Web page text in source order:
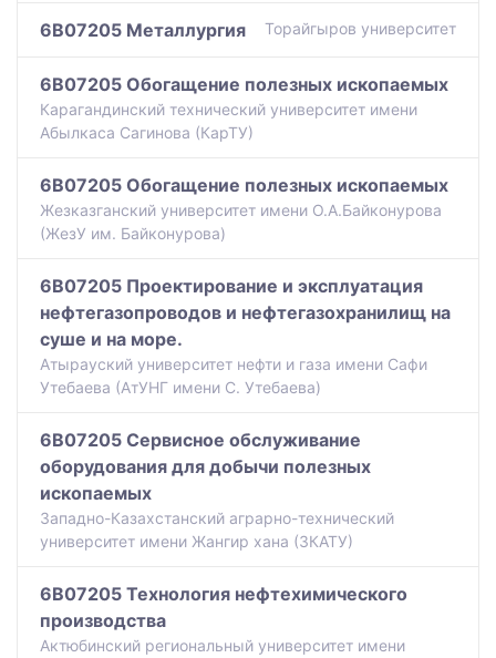
6B07205 Металлургия Торайгыров университет
6B07205 Обогащение полезных ископаемых
Карагандинский технический университет имени
Абылкаса Сагинова (КарТУ)
6B07205 Обогащение полезных ископаемых
Жезказганский университет имени О.А.Байконурова
(ЖезУ им. Байконурова)
6B07205 Проектирование и эксплуатация
нефтегазопроводов и нефтегазохранилищ на
суше и на море.
Атырауский университет нефти и газа имени Сафи
Утебаева (АтУНГ имени С. Утебаева)
6B07205 Сервисное обслуживание
оборудования для добычи полезных
ископаемых
Западно-Казахстанский аграрно-технический
университет имени Жангир хана (ЗКАТУ)
6B07205 Технология нефтехимического
производства
Актюбинский региональный университет имени